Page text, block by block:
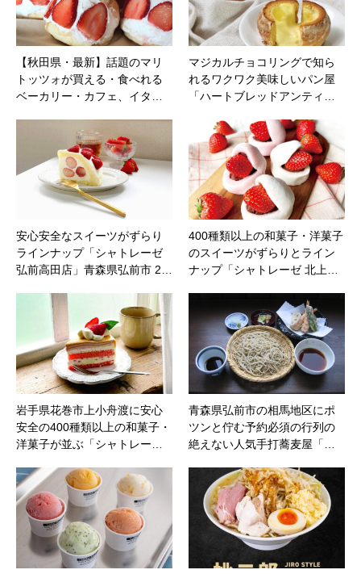
【秋田県・最新】話題のマリ
トッツォが買える・食べれる
ベーカリー・カフェ、イタ…
マジカルチョコリングで知ら
れるワクワク美味しいパン屋
「ハートブレッドアンティ…
安心安全なスイーツがずらり
ラインナップ「シャトレーゼ
弘前高田店」青森県弘前市 2…
400種類以上の和菓子・洋菓子
のスイーツがずらりとライン
ナップ「シャトレーゼ 北上…
岩手県花巻市上小舟渡に安心
安全の400種類以上の和菓子・
洋菓子が並ぶ「シャトレー…
青森県弘前市の相馬地区にポ
ツンと佇む予約必須の行列の
絶えない人気手打蕎麦屋「…